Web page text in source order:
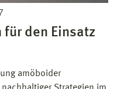
für den Einsatz
amöboider